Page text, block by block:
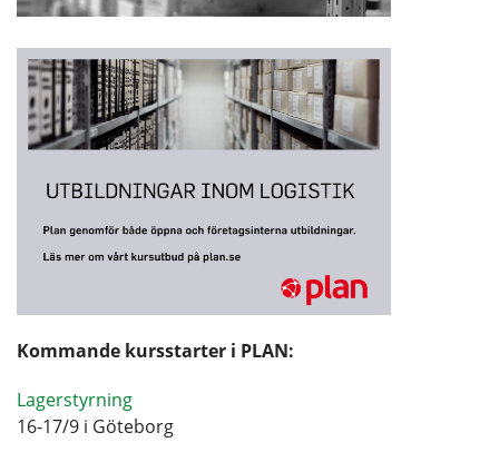
Kommande kursstarter i PLAN:
Lagerstyrning
16-17/9 i Göteborg